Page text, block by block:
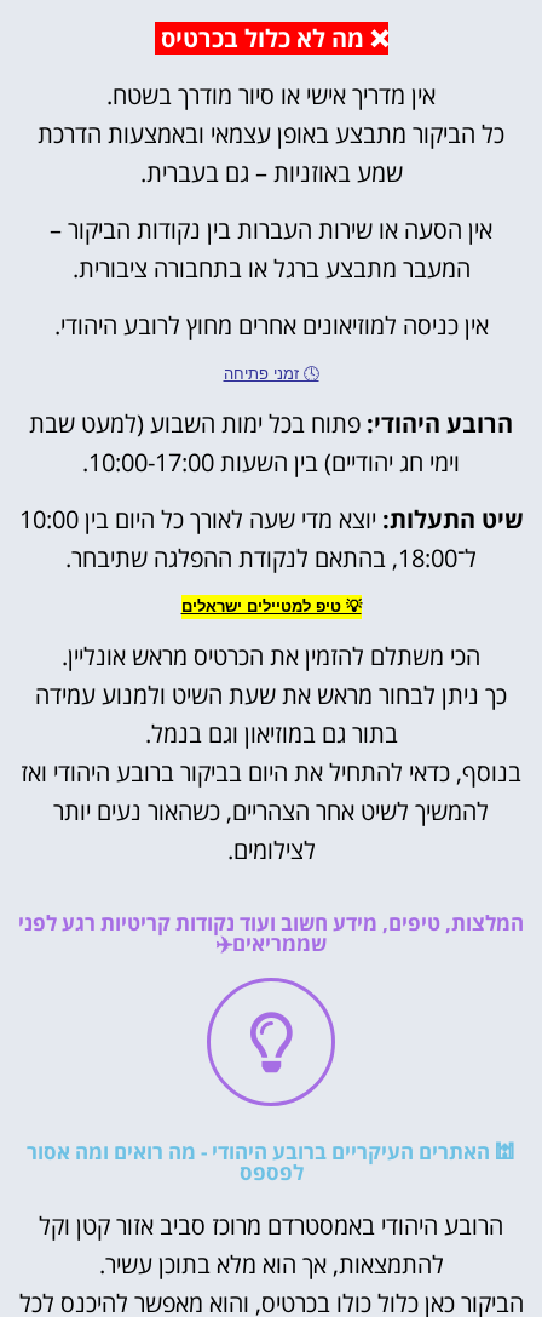
❌ מה לא כלול בכרטיס
אין מדריך אישי או סיור מודרך בשטח.
כל הביקור מתבצע באופן עצמאי ובאמצעות הדרכת
שמע באוזניות – גם בעברית.
אין הסעה או שירות העברות בין נקודות הביקור –
המעבר מתבצע ברגל או בתחבורה ציבורית.
אין כניסה למוזיאונים אחרים מחוץ לרובע היהודי.
🕓 זמני פתיחה
הרובע היהודי: פתוח בכל ימות השבוע (למעט שבת
וימי חג יהודיים) בין השעות 10:00-17:00.
שיט התעלות:
יוצא מדי שעה לאורך כל היום בין 10:00
ל־18:00, בהתאם לנקודת ההפלגה שתיבחר.
💡 טיפ למטיילים ישראלים
הכי משתלם להזמין את הכרטיס מראש אונליין.
כך ניתן לבחור מראש את שעת השיט ולמנוע עמידה
בתור גם במוזיאון וגם בנמל.
בנוסף, כדאי להתחיל את היום בביקור ברובע היהודי ואז
להמשיך לשיט אחר הצהריים, כשהאור נעים יותר
לצילומים.
המלצות, טיפים, מידע חשוב ועוד נקודות קריטיות רגע לפני
שממריאים✈️
🕍 האתרים העיקריים ברובע היהודי - מה רואים ומה אסור
לפספס
הרובע היהודי באמסטרדם מרוכז סביב אזור קטן וקל
להתמצאות, אך הוא מלא בתוכן עשיר.
הביקור כאן כלול כולו בכרטיס, והוא מאפשר להיכנס לכל